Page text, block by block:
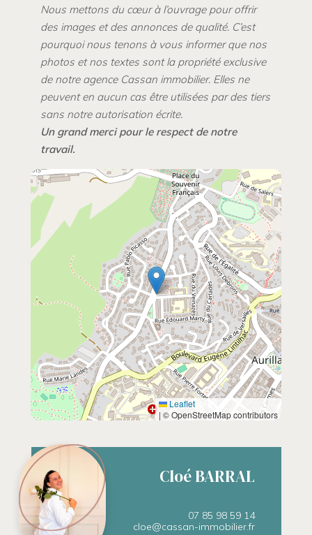
Nous mettons du cœur à l’ouvrage pour offrir
des images et des annonces de qualité. C’est
pourquoi nous tenons à vous informer que nos
photos et nos textes sont la propriété exclusive
de notre agence Cassan immobilier. Elles ne
peuvent en aucun cas être utilisées par des tiers
sans notre autorisation écrite.
Un grand merci pour le respect de notre
travail.
Leaflet
| © OpenStreetMap contributors
Cloé BARRAL
07 85 98 59 14
cloe@cassan-immobilier.fr